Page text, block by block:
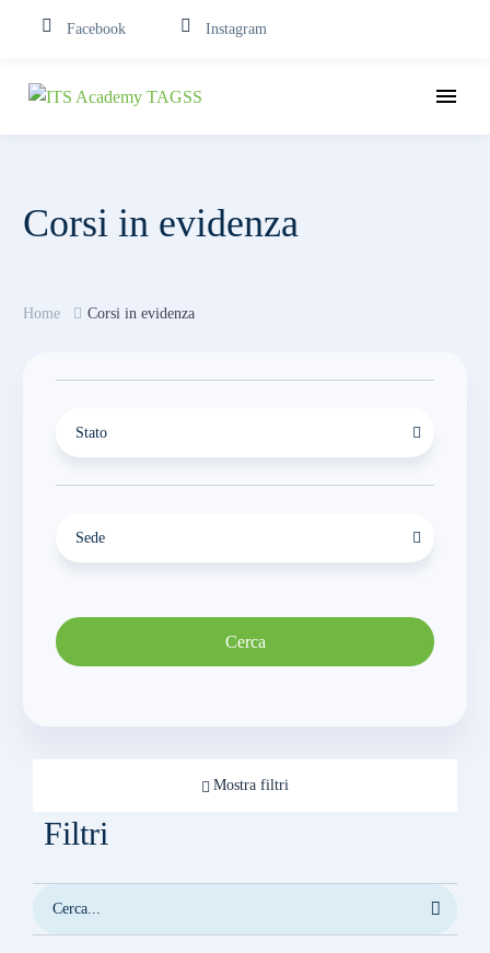
Facebook Instagram
Corsi in evidenza
Home Corsi in evidenza
Stato
Sede
Cerca
Mostra filtri
Filtri